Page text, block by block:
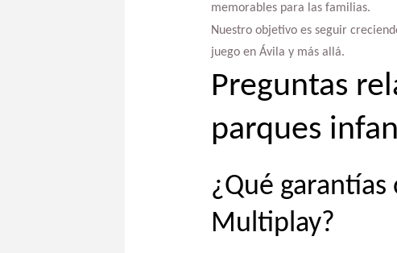
memorables para las familias.
Nuestro objetivo es seguir
juego en Ávila y más allá.
Preguntas
parques
¿Qué
Multiplay?